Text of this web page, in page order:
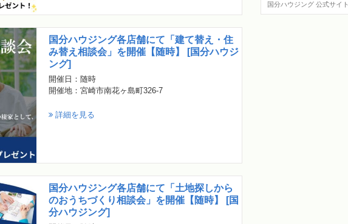
国分ハウジング各店舗にて「建て替え・住
み替え相談会」を開催【随時】 [国分ハウジ
ング]
開催日：随時
開催地：宮崎市南花ヶ島町326-7
詳細を見る
国分ハウジング各店舗にて「土地探しから
のおうちづくり相談会」を開催【随時】 [国
分ハウジング]
国分ハウジング 公式サイト